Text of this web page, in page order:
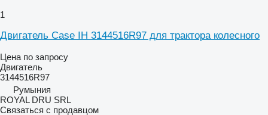
1
Двигатель Case IH 3144516R97 для трактора колесного
Цена по запросу
Двигатель
3144516R97
Румыния
ROYAL DRU SRL
Связаться с продавцом